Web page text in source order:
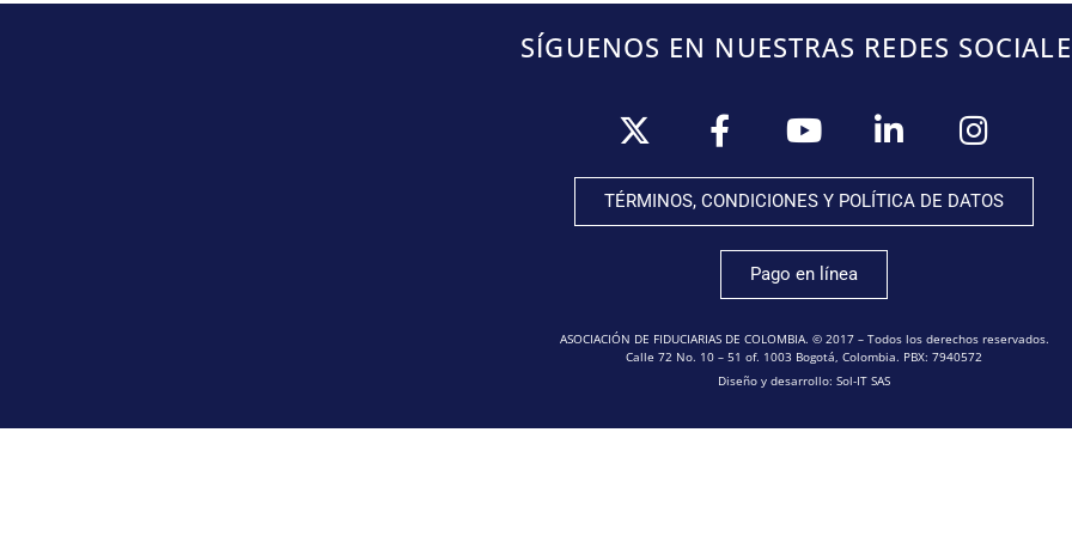
SÍGUENOS EN NUESTRAS REDES
TÉRMINOS, CONDICIONES Y POLÍTICA DE DATOS
Pago en línea
ASOCIACIÓN DE FIDUCIARIAS DE COLOMBIA. © 2017 – Todos los derechos reservados.
Calle 72 No. 10 – 51 of. 1003 Bogotá, Colombia. PBX: 7940572
Diseño y desarrollo: Sol-IT SAS